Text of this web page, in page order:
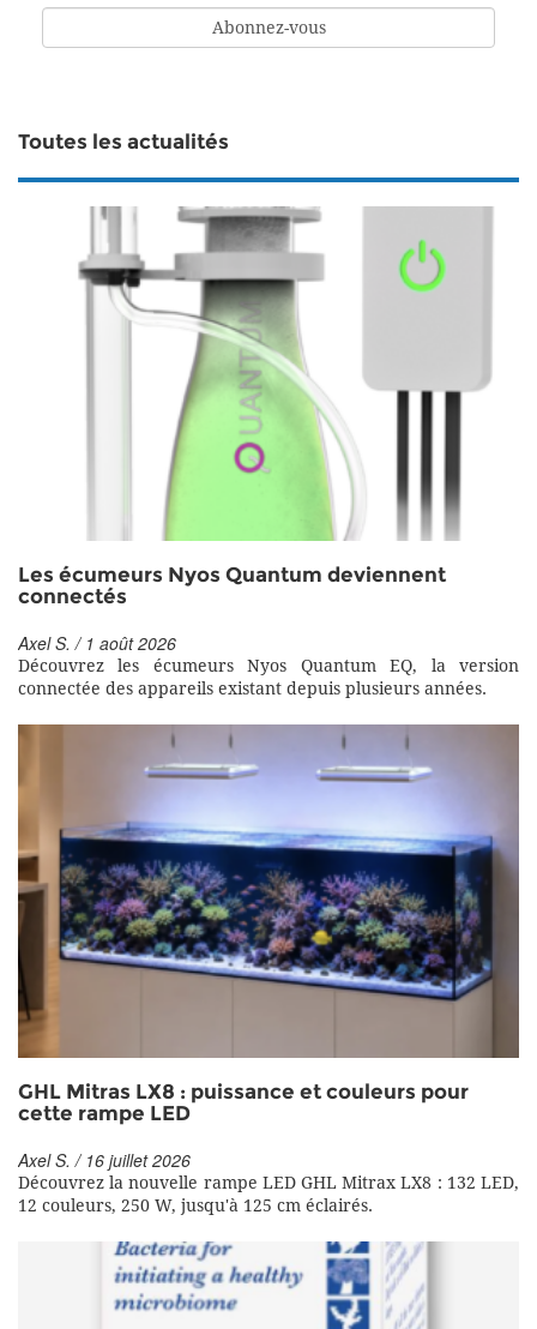
Toutes les actualités
Les écumeurs Nyos Quantum deviennent
connectés
Axel S. / 1 août 2026
Découvrez les écumeurs Nyos Quantum EQ, la version
connectée des appareils existant depuis plusieurs années.
GHL Mitras LX8 : puissance et couleurs pour
cette rampe LED
Axel S. / 16 juillet 2026
Découvrez la nouvelle rampe LED GHL Mitrax LX8 : 132 LED,
12 couleurs, 250 W, jusqu'à 125 cm éclairés.